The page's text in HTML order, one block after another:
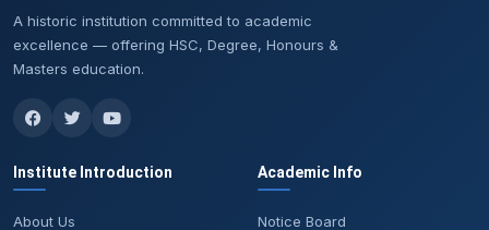
A historic institution committed to academic
excellence — offering HSC, Degree, Honours &
Masters education.
Institute Introduction
About Us
Academic Info
Notice Board